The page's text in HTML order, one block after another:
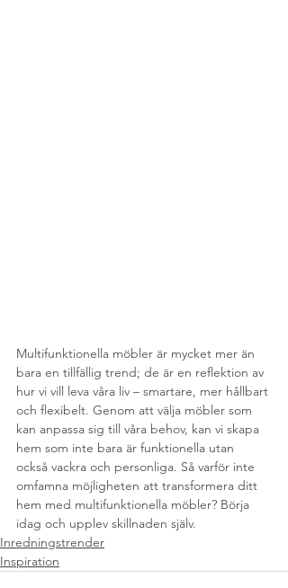
Multifunktionella möbler är mycket mer än
bara en tillfällig trend; de är en reflektion av
hur vi vill leva våra liv – smartare, mer hållbart
och flexibelt. Genom att välja möbler som
kan anpassa sig till våra behov, kan vi skapa
hem som inte bara är funktionella utan
också vackra och personliga. Så varför inte
omfamna möjligheten att transformera ditt
hem med multifunktionella möbler? Börja
idag och upplev skillnaden själv.
Inredningstrender
Inspiration